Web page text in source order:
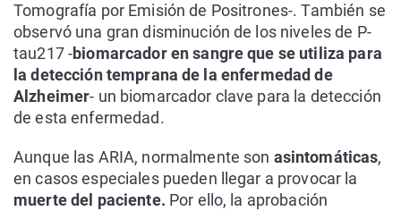
Tomografía por Emisión de Positrones-. También se
observó una gran disminución de los niveles de P-
tau217 -biomarcador en sangre que se utiliza para
la detección temprana de la enfermedad de
Alzheimer- un biomarcador clave para la detección
de esta enfermedad.
Aunque las ARIA, normalmente son asintomáticas,
en casos especiales pueden llegar a provocar la
muerte del paciente. Por ello, la aprobación